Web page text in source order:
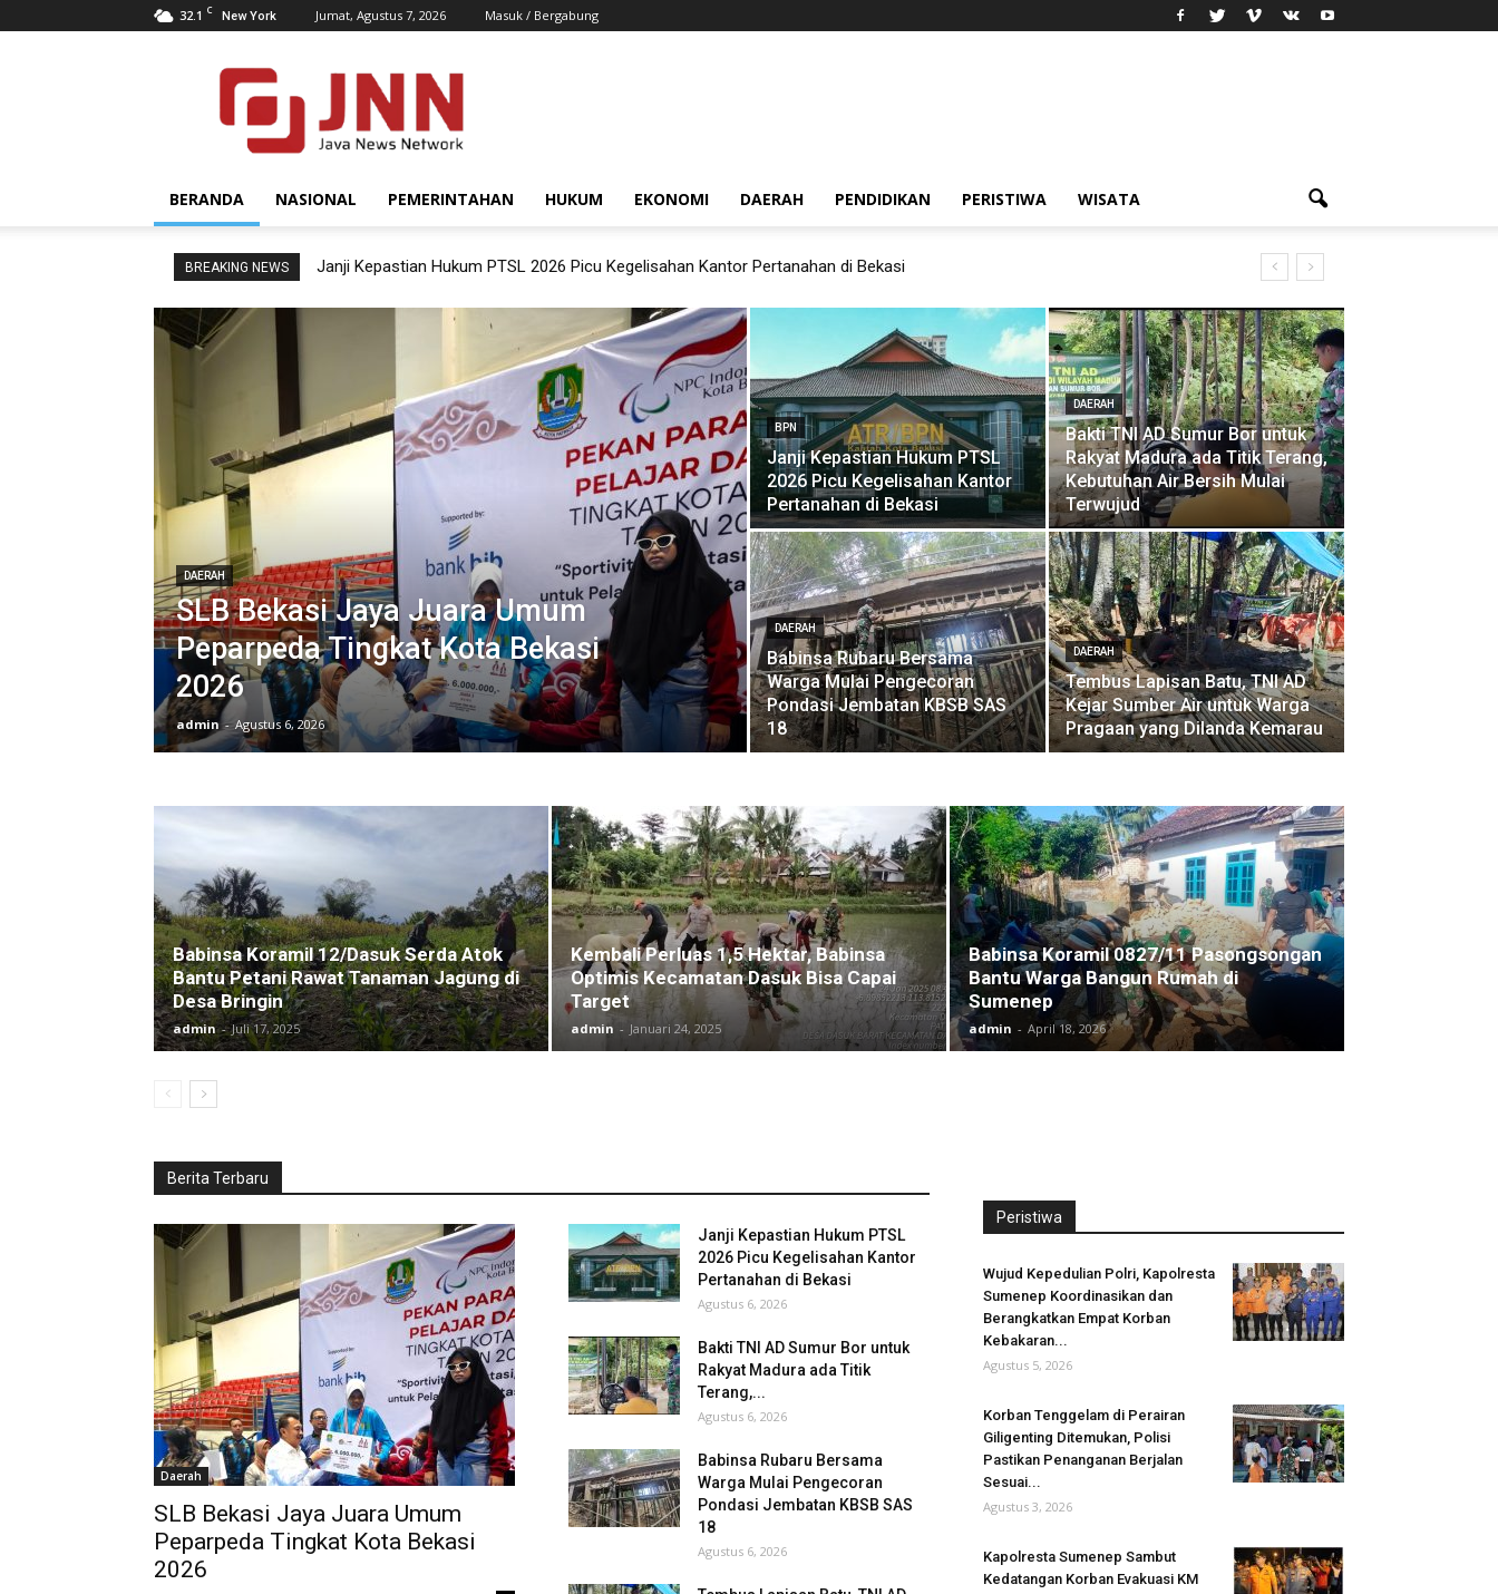
32.1 C New York Jumat, Agustus 7, 2026 Masuk / Bergabung
JNN.co.id
BERANDA NASIONAL PEMERINTAHAN HUKUM EKONOMI DAERAH PENDIDIKAN PERISTIWA WISATA
BREAKING NEWS Janji Kepastian Hukum PTSL 2026 Picu Kegelisahan Kantor Pertanahan di Bekasi
DAERAH
SLB Bekasi Jaya Juara Umum
Peparpeda Tingkat Kota Bekasi
2026
admin - Agustus 6, 2026
BPN
Janji Kepastian Hukum PTSL
2026 Picu Kegelisahan Kantor
Pertanahan di Bekasi
DAERAH
Bakti TNI AD Sumur Bor untuk
Rakyat Madura ada Titik Terang,
Kebutuhan Air Bersih Mulai
Terwujud
DAERAH
Babinsa Rubaru Bersama
Warga Mulai Pengecoran
Pondasi Jembatan KBSB SAS
18
DAERAH
Tembus Lapisan Batu, TNI AD
Kejar Sumber Air untuk Warga
Pragaan yang Dilanda Kemarau
Babinsa Koramil 12/Dasuk Serda Atok
Bantu Petani Rawat Tanaman Jagung di
Desa Bringin
admin - Juli 17, 2025
Kembali Perluas 1,5 Hektar, Babinsa
Optimis Kecamatan Dasuk Bisa Capai
Target
admin - Januari 24, 2025
Babinsa Koramil 0827/11 Pasongsongan
Bantu Warga Bangun Rumah di
Sumenep
admin - April 18, 2026
Berita Terbaru
Daerah
SLB Bekasi Jaya Juara Umum
Peparpeda Tingkat Kota Bekasi
2026
Janji Kepastian Hukum PTSL
2026 Picu Kegelisahan Kantor
Pertanahan di Bekasi
Agustus 6, 2026
Bakti TNI AD Sumur Bor untuk
Rakyat Madura ada Titik
Terang,...
Agustus 6, 2026
Babinsa Rubaru Bersama
Warga Mulai Pengecoran
Pondasi Jembatan KBSB SAS
18
Agustus 6, 2026
Peristiwa
Wujud Kepedulian Polri, Kapolresta
Sumenep Koordinasikan dan
Berangkatkan Empat Korban
Kebakaran...
Agustus 5, 2026
Korban Tenggelam di Perairan
Giligenting Ditemukan, Polisi
Pastikan Penanganan Berjalan
Sesuai...
Agustus 3, 2026
Kapolresta Sumenep Sambut
Kedatangan Korban Evakuasi KM